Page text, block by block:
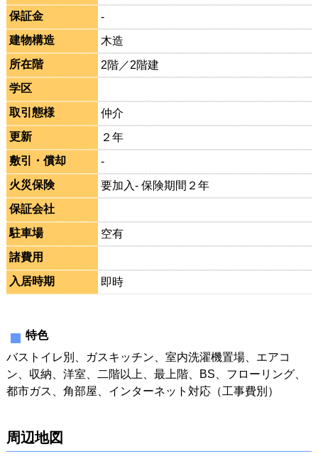
保証金
-
建物構造
木造
所在階
2階／2階建
学区
取引態様
仲介
更新
２年
敷引・償却
-
火災保険
要加入- 保険期間２年
保証会社
駐車場
空有
諸費用
入居時期
即時
特色
バストイレ別、ガスキッチン、室内洗濯機置場、エアコ
ン、収納、洋室、二階以上、最上階、BS、フローリング、
都市ガス、角部屋、インターネット対応（工事費別）
周辺地図